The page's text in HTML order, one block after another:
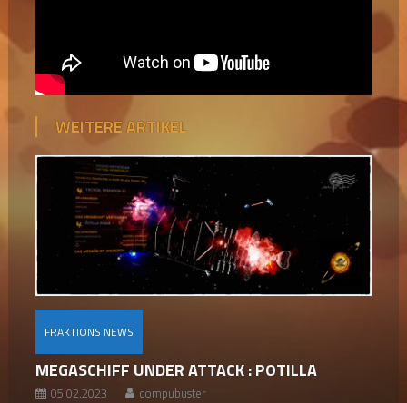
WEITERE ARTIKEL
FRAKTIONS NEWS
MEGASCHIFF UNDER ATTACK : POTILLA
05.02.2023 compubuster